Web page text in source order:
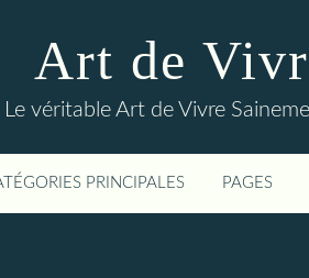
Art de
Le véritable Art de Vivre
PRINCIPALES PAGES